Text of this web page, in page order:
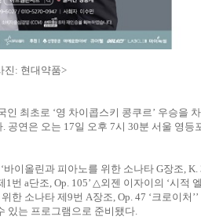
진: 현대약품>
최초로 ‘영 차이콥스키 콩쿠르’ 우승을
공연은 오는 17일 오후 7시 30분 서울 영등
이올린과 피아노를 위한 소나타 G장조, K.
번 a단조, Op. 105’ △외젠 이자이의 ‘시적
소나타 제9번 A장조, Op. 47 ‘크로이처
있는 프로그램으로 준비됐다.